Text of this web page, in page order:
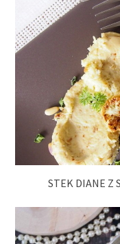
STEK DIANE Z